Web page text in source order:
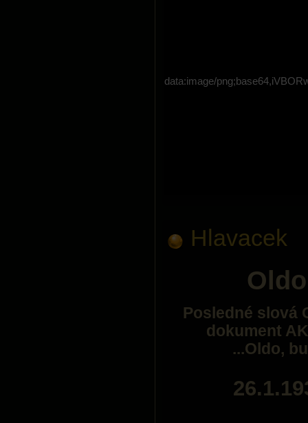
data:image/
Hlavacek
Posledné slová
dokument
...Oldo,